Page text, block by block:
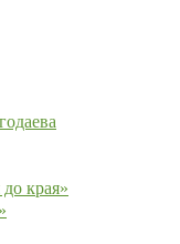
края»